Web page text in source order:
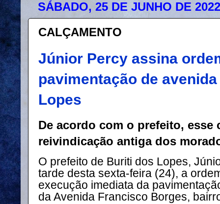
SÁBADO, 25 DE JUNHO DE 2022
CALÇAMENTO
Júnior Percy assina
pavimentação de
Lopes
De acordo com o prefeito, esse
reivindicação antiga dos
O prefeito de Buriti dos Lopes,
tarde desta sexta-feira (24), a
execução imediata da
da Avenida Francisco Borges,